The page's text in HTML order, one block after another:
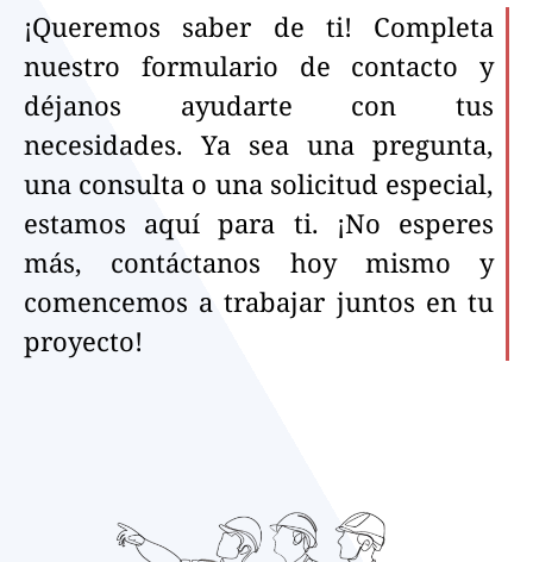
¡Queremos saber de ti! Completa
nuestro formulario de contacto y
déjanos ayudarte con tus
necesidades. Ya sea una pregunta,
una consulta o una solicitud especial,
estamos aquí para ti. ¡No esperes
más, contáctanos hoy mismo y
comencemos a trabajar juntos en tu
proyecto!